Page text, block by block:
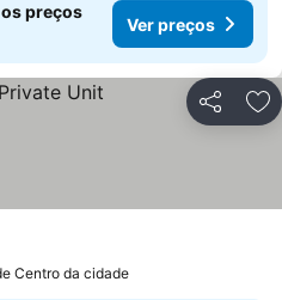
preços
Ver preços
Partilhar
Centro da cidade